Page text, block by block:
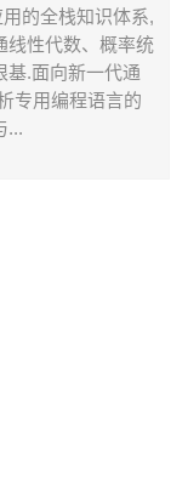
的全栈知识体系,
线性代数、概率统
基.面向新一代通
专用编程语言的
...